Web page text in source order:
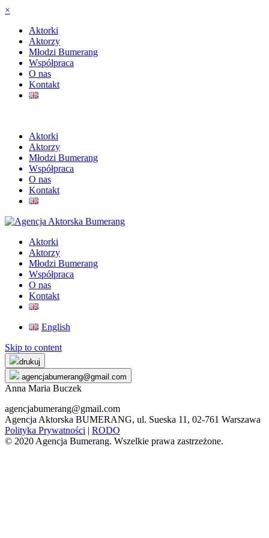
×
Aktorki
Aktorzy
Młodzi Bumerang
Współpraca
O nas
Kontakt
Aktorki
Aktorzy
Młodzi Bumerang
Współpraca
O nas
Kontakt
Aktorki
Aktorzy
Młodzi Bumerang
Współpraca
O nas
Kontakt
English
Skip to content
drukuj
agencjabumerang@gmail.com
Anna Maria Buczek
agencjabumerang@gmail.com
Agencja Aktorska BUMERANG, ul. Sueska 11, 02-761 Warszawa
Polityka Prywatności | RODO
© 2020 Agencja Bumerang. Wszelkie prawa zastrzeżone.